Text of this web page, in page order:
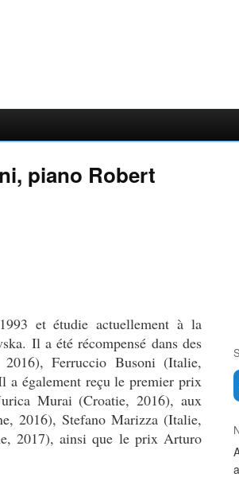
piano Robert
et étudie actuellement à la
Il a été récompensé dans des
Ferruccio Busoni (Italie,
également reçu le premier prix
Murai (Croatie, 2016), aux
2016), Stefano Marizza (Italie,
2017), ainsi que le prix Arturo